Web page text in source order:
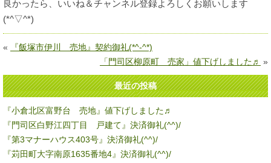
良かったら、いいね＆チャンネル登録よろしくお願いします
(*^▽^*)
«
『飯塚市伊川 売地』契約御礼(*^-^*)
「門司区柳原町 売家」値下げしました♬ »
最近の投稿
『小倉北区富野台 売地』値下げしました♬
『門司区白野江四丁目 戸建て』決済御礼(^^)/
『第3マナーハウス403号』決済御礼(^^)/
『苅田町大字南原1635番地4』決済御礼(^^)/